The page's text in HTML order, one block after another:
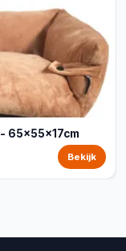
65x55x17cm
Bekijk